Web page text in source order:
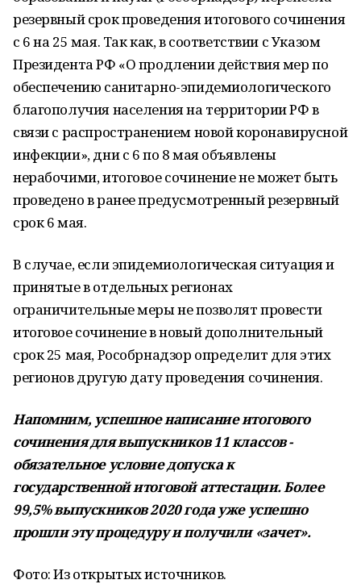
резервный срок проведения итогового сочинения
с 6 на 25 мая. Так как, в соответствии с Указом
Президента РФ «О продлении действия мер по
обеспечению санитарно-эпидемиологического
благополучия населения на территории РФ в
связи с распространением новой коронавирусной
инфекции», дни с 6 по 8 мая объявлены
нерабочими, итоговое сочинение не может быть
проведено в ранее предусмотренный резервный
срок 6 мая.
В случае, если эпидемиологическая ситуация и
принятые в отдельных регионах
ограничительные меры не позволят провести
итоговое сочинение в новый дополнительный
срок 25 мая, Рособрнадзор определит для этих
регионов другую дату проведения сочинения.
Напомним, успешное написание итогового
сочинения для выпускников 11 классов -
обязательное условие допуска к
государственной итоговой аттестации. Более
99,5% выпускников 2020 года уже успешно
прошли эту процедуру и получили «зачет».
Фото: Из открытых источников.